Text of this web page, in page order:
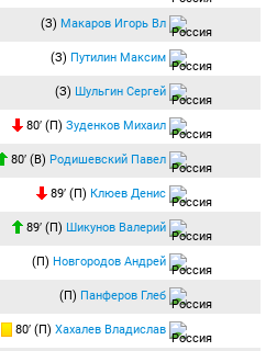
(З) Макаров Игорь Вл
(З) Путилин Максим
(З) Шульгин Сергей
80′ (П) Зуденков Михаил
80′ (В) Родишевский Павел
89′ (П) Клюев Денис
89′ (П) Шикунов Валерий
(П) Новгородов Андрей
(П) Панферов Глеб
80′ (П) Хахалев Владислав